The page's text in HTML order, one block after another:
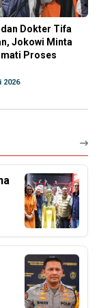
dan Dokter Tifa
Jokowi Minta
Proses
2026